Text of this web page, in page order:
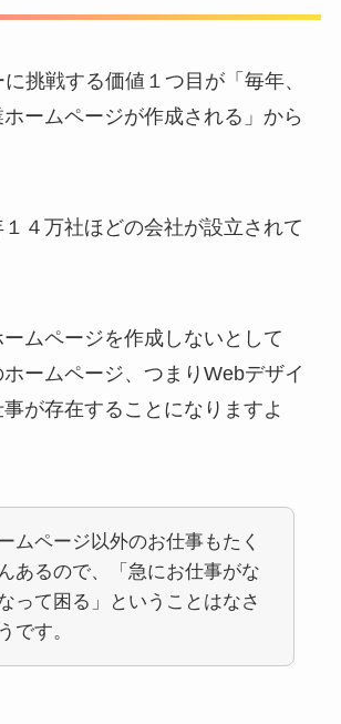
挑戦する価値１つ目が「毎年、
ームページが作成される」から
４万社ほどの会社が設立されて
ムページを作成しないとして
ームページ、つまりWebデザイ
が存在することになりますよ
ムページ以外のお仕事もたく
あるので、「急にお仕事がな
って困る」ということはなさ
です。